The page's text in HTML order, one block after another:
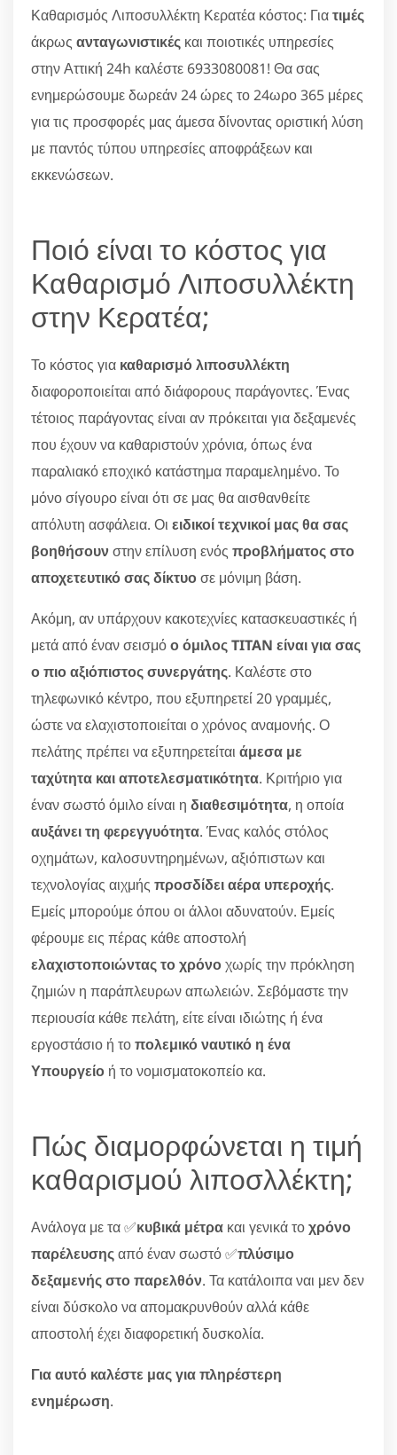
Καθαρισμός Λιποσυλλέκτη Κερατέα κόστος: Γιατιμές
άκρως ανταγωνιστικές και ποιοτικές υπηρεσίες
στην Αττική 24h καλέστε 6933080081! Θα σας
ενημερώσουμε δωρεάν 24 ώρες το 24ωρο 365 μέρες
για τις προσφορές μας άμεσα δίνοντας οριστική λύση
με παντός τύπου υπηρεσίες αποφράξεων και
εκκενώσεων.
Ποιό είναι το κόστος για
Καθαρισμό Λιποσυλλέκτη
στην Κερατέα;
Το κόστος για καθαρισμό λιποσυλλέκτη
διαφοροποιείται από διάφορους παράγοντες. Ένας
τέτοιος παράγοντας είναι αν πρόκειται για δεξαμενές
που έχουν να καθαριστούν χρόνια, όπως ένα
παραλιακό εποχικό κατάστημα παραμελημένο. Το
μόνο σίγουρο είναι ότι σε μας θα αισθανθείτε
απόλυτη ασφάλεια. Οι ειδικοί τεχνικοί μας θα σας
βοηθήσουνστην επίλυση ενός προβλήματος στο
αποχετευτικό σας δίκτυοσε μόνιμη βάση.
Ακόμη, αν υπάρχουν κακοτεχνίες κατασκευαστικές ή
μετά από έναν σεισμόο όμιλος TITAN είναι για σας
ο πιο αξιόπιστος συνεργάτης. Καλέστε στο
τηλεφωνικό κέντρο, που εξυπηρετεί 20 γραμμές,
ώστε να ελαχιστοποιείται ο χρόνος αναμονής. Ο
πελάτης πρέπει να εξυπηρετείται άμεσα με
ταχύτητα και αποτελεσματικότητα. Κριτήριο για
έναν σωστό όμιλο είναι η διαθεσιμότητα, η οποία
αυξάνει τη φερεγγυότητα. Ένας καλός στόλος
οχημάτων, καλοσυντηρημένων, αξιόπιστων και
τεχνολογίας αιχμής προσδίδει αέρα υπεροχής.
Εμείς μπορούμε όπου οι άλλοι αδυνατούν. Εμείς
φέρουμε εις πέρας κάθε αποστολή
ελαχιστοποιώντας το χρόνοχωρίς την πρόκληση
ζημιών η παράπλευρων απωλειών. Σεβόμαστε την
περιουσία κάθε πελάτη, είτε είναι ιδιώτης ή ένα
εργοστάσιο ή τοπολεμικό ναυτικό η ένα
Υπουργείο ή το νομισματοκοπείο κα.
Πώς διαμορφώνεται η τιμή
καθαρισμού λιποσλλέκτη;
Ανάλογα με τα ✅κυβικά μέτρα και γενικά τοχρόνο
παρέλευσηςαπό έναν σωστό ✅πλύσιμο
δεξαμενής στο παρελθόν. Τα κατάλοιπα ναι μεν δεν
είναι δύσκολο να απομακρυνθούν αλλά κάθε
αποστολή έχει διαφορετική δυσκολία.
Για αυτό καλέστε μας για πληρέστερη
ενημέρωση.